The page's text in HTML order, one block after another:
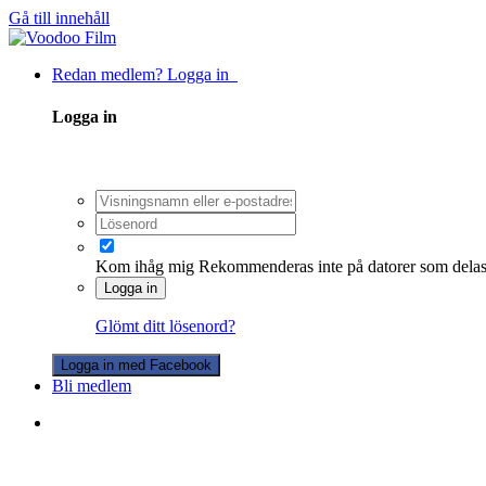
Gå till innehåll
Redan medlem? Logga in
Logga in
Kom ihåg mig Rekommenderas inte på datorer som
Logga in
Glömt ditt lösenord?
Logga in med Facebook
Bli medlem